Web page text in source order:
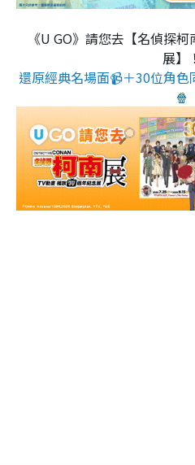
《U GO》請您去【名偵探
展】！
還原經典名場面📹＋30位角
🍿